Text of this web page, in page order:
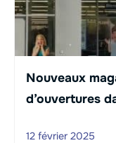
Nouveaux
d’ouvertures
12 février 2025